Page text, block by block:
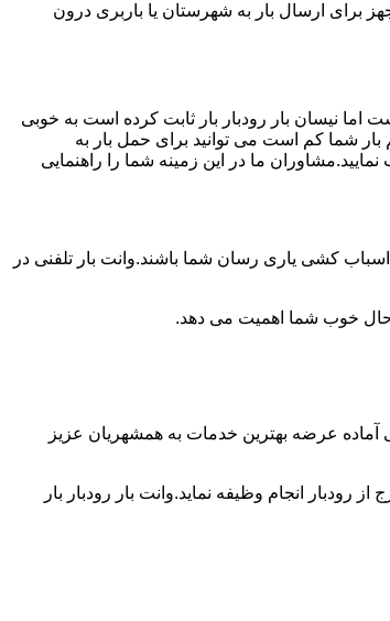
برای ارسال بار به شهرستان یا باربری درون
اما نیسان بار رودبار بار ثابت کرده است به خوبی
شما کم است می توانید برای حمل بار به
ما در این زمینه شما را راهنمایی
کشی یاری رسان شما باشند.وانت بار تلفنی در
و حال خوب شما اهمیت می دهد.
آماده عرضه بهترین خدمات به همشهریان عزیز
انجام وظیفه نماید.وانت بار رودبار بار